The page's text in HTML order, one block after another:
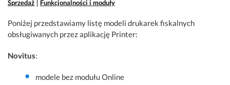
Sprzedaż Funkcjonalności i moduły
Poniżej przedstawiamy listę modeli drukarek fiskalnych
obsługiwanych przez aplikację Printer:
Novitus:
modele bez modułu Online